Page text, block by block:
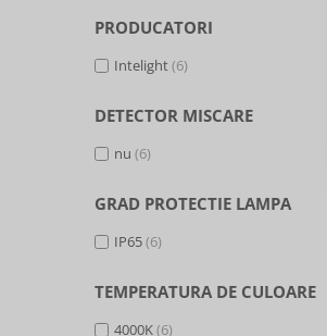
PRODUCATORI
Intelight(6)
DETECTOR MISCARE
nu (6)
GRAD PROTECTIE LAMPA
IP65(6)
TEMPERATURA DE CULOARE
4000K(6)